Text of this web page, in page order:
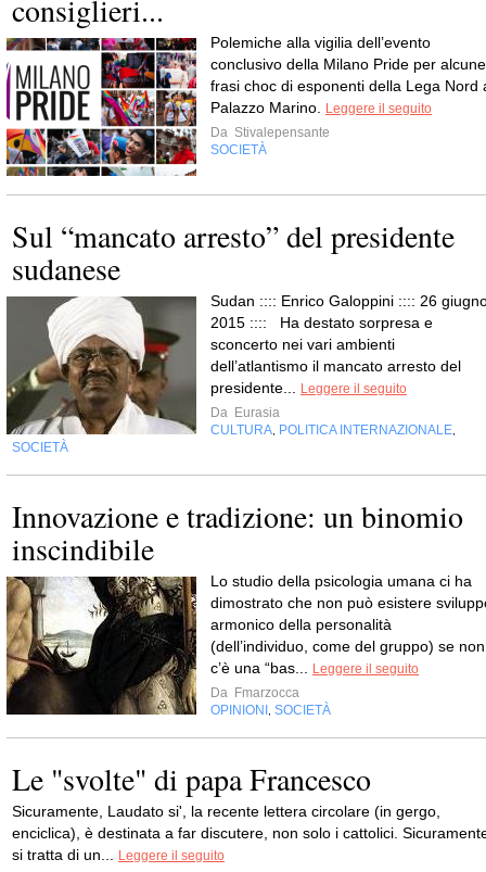
consiglieri...
Polemiche alla vigilia dell’evento
conclusivo della Milano Pride per alcune
frasi choc di esponenti della Lega Nord
Palazzo Marino.
Leggere il seguito
Da Stivalepensante
SOCIETÀ
Sul “mancato arresto” del presidente
sudanese
Sudan :::: Enrico Galoppini :::: 26
2015 :::: Ha destato sorpresa e
sconcerto nei vari ambienti
dell’atlantismo il mancato arresto del
presidente...
Leggere il seguito
Da Eurasia
CULTURA POLITICA INTERNAZIONALE
SOCIETÀ
Innovazione e tradizione: un binomio
inscindibile
Lo studio della psicologia umana ci ha
dimostrato che non può esistere
armonico della personalità
(dell’individuo, come del gruppo) se non
c’è una “bas...
Leggere il seguito
Da Fmarzocca
OPINIONI
SOCIETÀ
Le "svolte" di papa Francesco
Sicuramente, Laudato si', la recente lettera circolare (in gergo,
enciclica), è destinata a far discutere, non solo i cattolici.
si tratta di un...
Leggere il seguito